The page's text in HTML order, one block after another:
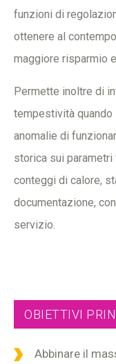
funzioni di
ottenere al
maggiore risparmio
Permette inoltre di
tempestività
anomalie di
storica sui parametri
conteggi di calore,
documentazione,
servizio.
OBIETTIVI
Abbinare il